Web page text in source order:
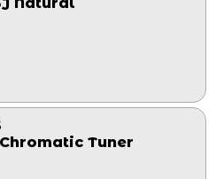
Natural
Tuner